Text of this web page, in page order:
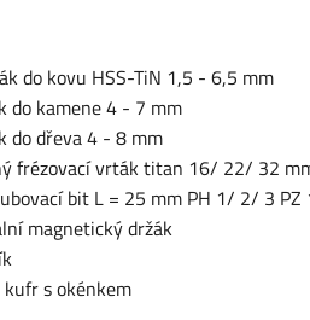
do kovu HSS-TiN 1,5 - 6,5 mm
do kamene 4 - 7 mm
do dřeva 4 - 8 mm
frézovací vrták titan 16/ 22/ 32
bit L = 25 mm PH 1/ 2/ 3
magnetický držák
s okénkem